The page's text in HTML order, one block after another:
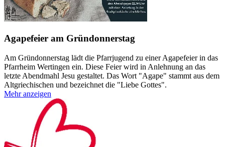
Agapefeier am Gründonnerstag
Am Gründonnerstag lädt die Pfarrjugend zu einer Agapefeier in das
Pfarrheim Wertingen ein. Diese Feier wird in Anlehnung an das
letzte Abendmahl Jesu gestaltet. Das Wort "Agape" stammt aus dem
Altgriechischen und bezeichnet die "Liebe Gottes".
Mehr anzeigen